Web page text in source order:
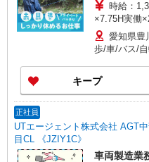
時給：
×7.75H実働
愛知県豊
歩/車/バス/
※伊奈駅か
キープ
正社員
UTエージェント株式会社 AGT
目CL 《JZIY1C》
車両製造業